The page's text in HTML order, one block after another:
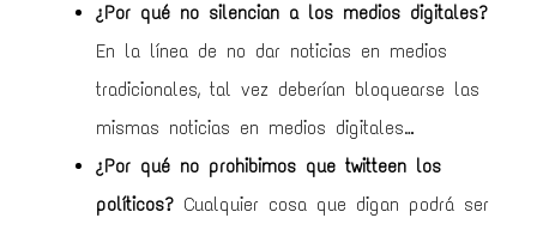
¿Por qué no silencian a los medios digitales?
En la línea de no dar noticias en medios
tradicionales, tal vez deberían bloquearse las
mismas noticias en medios digitales…
¿Por qué no prohibimos que twitteen los
políticos? Cualquier cosa que digan podrá ser